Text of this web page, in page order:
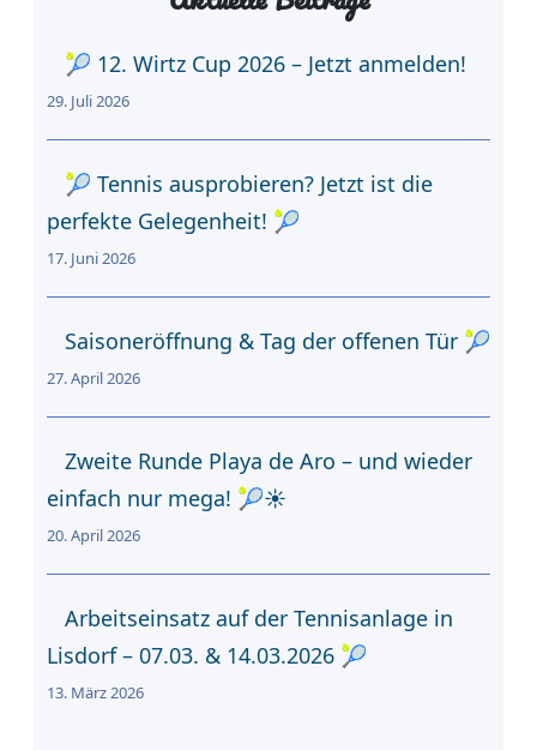
🎾 12. Wirtz Cup 2026 – Jetzt anmelden!
29. Juli 2026
🎾 Tennis ausprobieren? Jetzt ist die
perfekte Gelegenheit! 🎾
17. Juni 2026
Saisoneröffnung & Tag der offenen Tür 🎾
27. April 2026
Zweite Runde Playa de Aro – und wieder
einfach nur mega! 🎾☀️
20. April 2026
Arbeitseinsatz auf der Tennisanlage in
Lisdorf – 07.03. & 14.03.2026 🎾
13. März 2026